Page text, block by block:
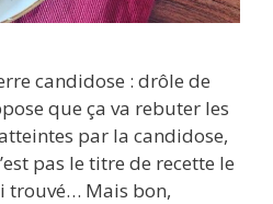
candidose : drôle de
que ça va rebuter les
par la candidose,
pas le titre de recette le
trouvé… Mais bon,